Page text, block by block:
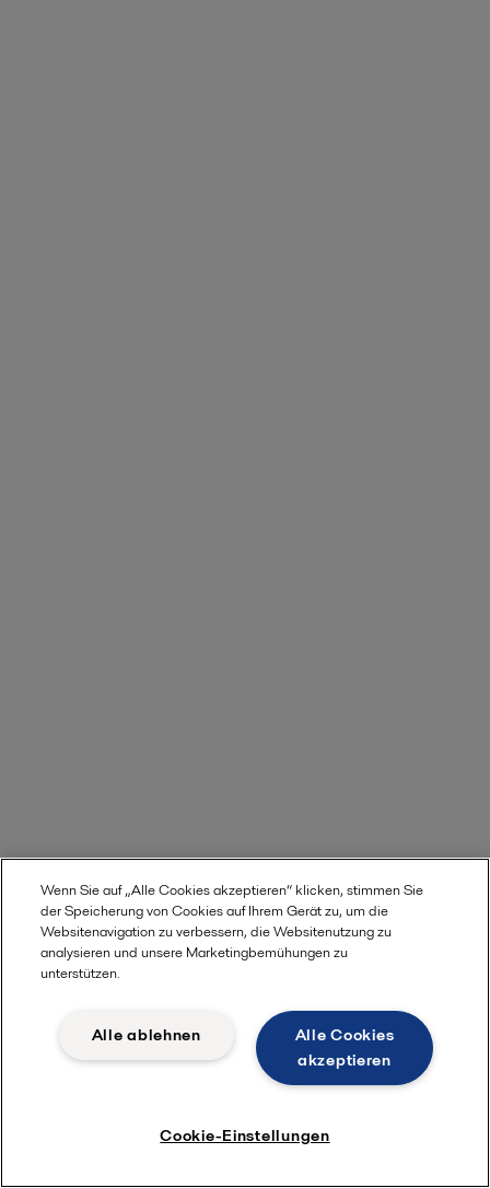
Wenn Sie auf „Alle Cookies akzeptieren“ klicken, stimmen Sie
der Speicherung von Cookies auf Ihrem Gerät zu, um die
Websitenavigation zu verbessern, die Websitenutzung zu
analysieren und unsere Marketingbemühungen zu
unterstützen.
Alle Cookies
akzeptieren
Alle ablehnen
Cookie-Einstellungen